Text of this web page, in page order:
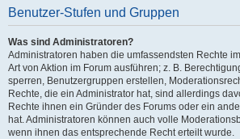
Benutzer-Stufen und Gruppen
Was sind Administratoren?
Administratoren haben die umfassendsten Rechte
Art von Aktion im Forum ausführen; z. B.
sperren, Benutzergruppen erstellen,
Rechte, die ein Administrator hat, sind allerdings
Rechte ihnen ein Gründer des Forums oder ein
hat. Administratoren können auch volle
wenn ihnen das entsprechende Recht erteilt wurde.